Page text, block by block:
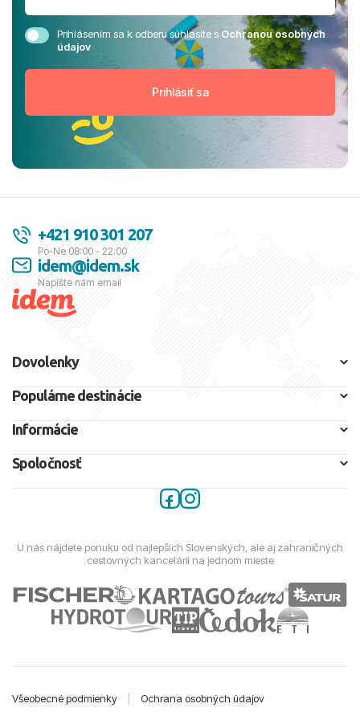
Prihlásením sa k odberu súhlasíte sOchranou osobných
údajov
+421 910 301 207
Po-Ne 08:00 - 22:00
idem@idem.sk
Napíšte nám email
Dovolenky
Populárne destinácie
Informácie
Spoločnosť
U nás nájdete ponuku od najlepších Slovenských, ale aj zahraničných
cestovných kancelárií na jednom mieste
Všeobecné podmienky Ochrana osobných údajov